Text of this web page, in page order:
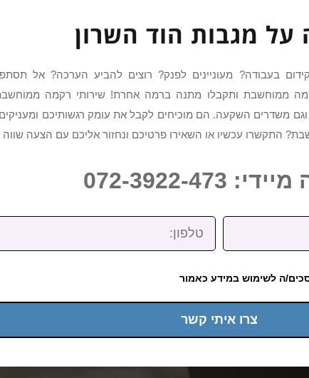
על מגבות הוד השרון
בעבודה? מעוניינים לפנק? רוצים להביע הערכה? אל
ממוחשבת ותקבלו מתנה ברמה אחרת! שירותי רקמה
משדרים השקעה. הם מוכיחים לקבל את עומק רגשותיכם
התקשרו עכשיו או השאירו פרטיכם ונחזור אליכם עם הצעה שווה
072-3922-473
טלפון:
ה לשימוש במידע כאמור
צרו איתי קשר